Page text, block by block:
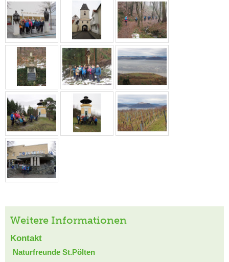
Weitere Informationen
Kontakt
Naturfreunde St.Pölten